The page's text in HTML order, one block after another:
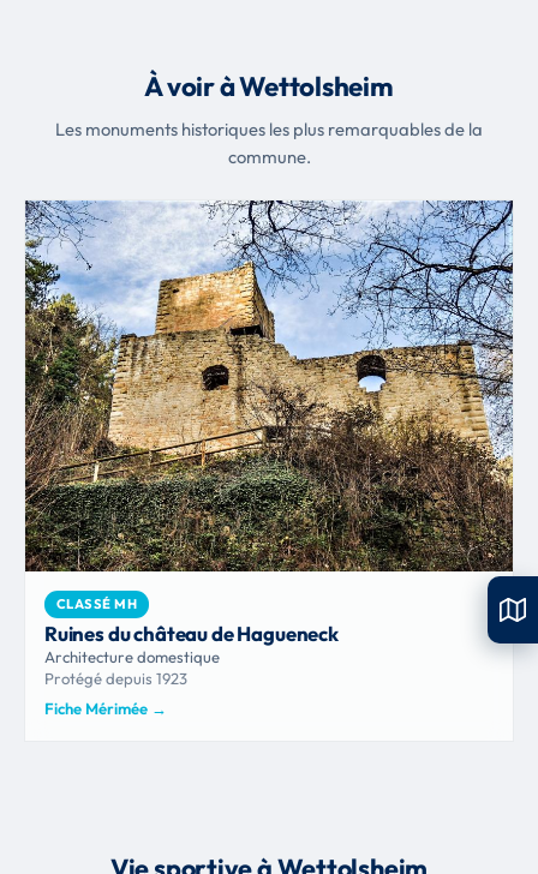
À voir à Wettolsheim
Les monuments historiques les plus remarquables de la
commune.
CLASSÉ MH
Ruines du château de Hagueneck
Architecture domestique
Protégé depuis 1923
Fiche Mérimée →